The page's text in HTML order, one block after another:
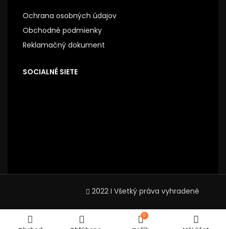
Ochrana osobných údajov
Obchodné podmienky
Reklamačný dokument
SOCIALNÉ SIETE
2022 I Všetký práva vyhradené
0